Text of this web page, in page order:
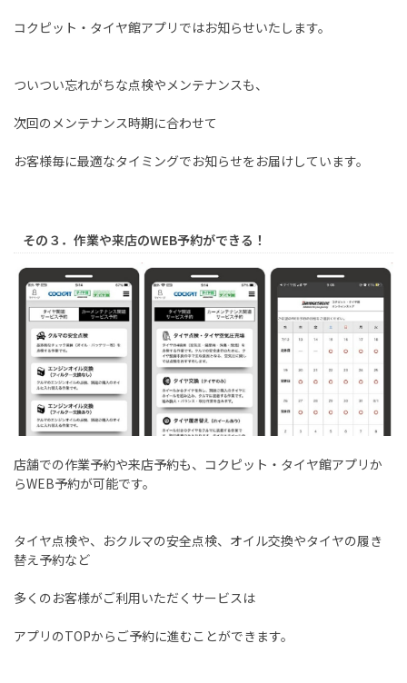
コクピット・タイヤ館アプリではお知らせいたします。
ついつい忘れがちな点検やメンテナンスも、
次回のメンテナンス時期に合わせて
お客様毎に最適なタイミングでお知らせをお届けしています。
その３．作業や来店のWEB予約ができる！
店舗での作業予約や来店予約も、コクピット・タイヤ館アプリか
らWEB予約が可能です。
タイヤ点検や、おクルマの安全点検、オイル交換やタイヤの履き
替え予約など
多くのお客様がご利用いただくサービスは
アプリのTOPからご予約に進むことができます。